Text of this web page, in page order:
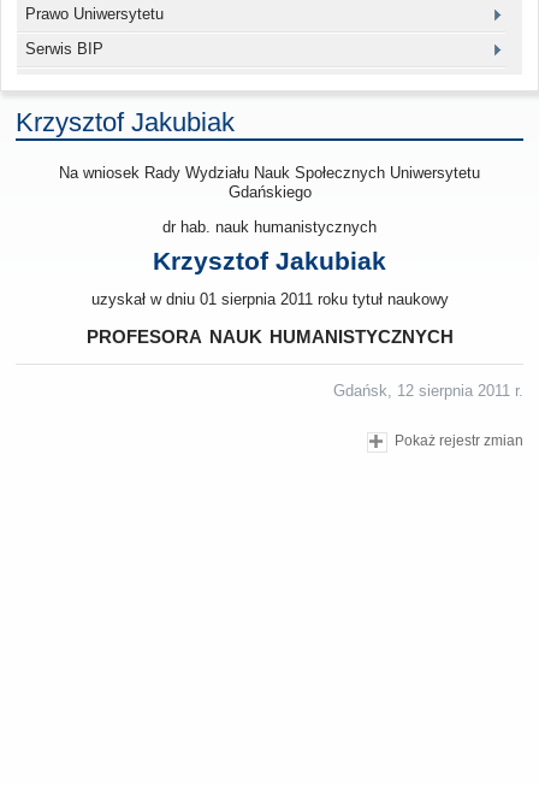
Prawo Uniwersytetu
Serwis BIP
Krzysztof Jakubiak
Na wniosek Rady Wydziału Nauk Społecznych Uniwersytetu
Gdańskiego
dr hab. nauk humanistycznych
Krzysztof Jakubiak
uzyskał w dniu 01 sierpnia 2011 roku tytuł naukowy
profesora nauk humanistycznych
Gdańsk, 12 sierpnia 2011 r.
Pokaż rejestr zmian